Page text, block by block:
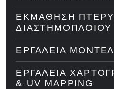
ΕΚΜΆΘΗΣΗ
ΔΙΑΣΤΗΜΌΠΛΟΙΟΥ
ΕΡΓΑΛΕΊΑ
ΕΡΓΑΛΕΊΑ
& UV MAPPING